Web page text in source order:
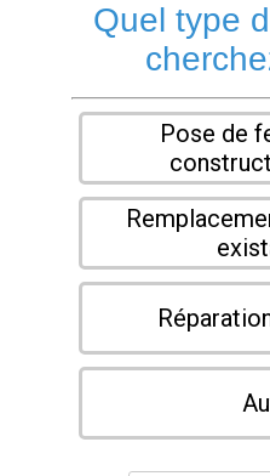
Quel type
Pose de